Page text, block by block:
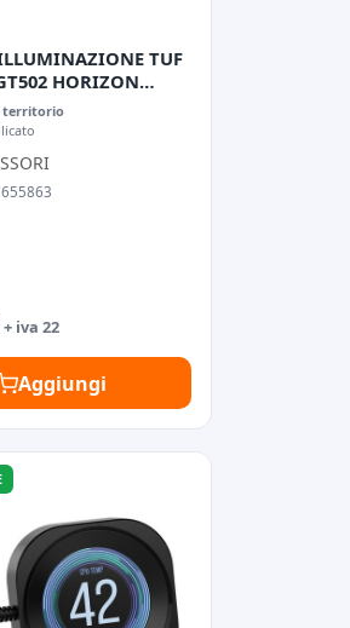
TUF
HORIZON
territorio
+ iva 22
Aggiungi